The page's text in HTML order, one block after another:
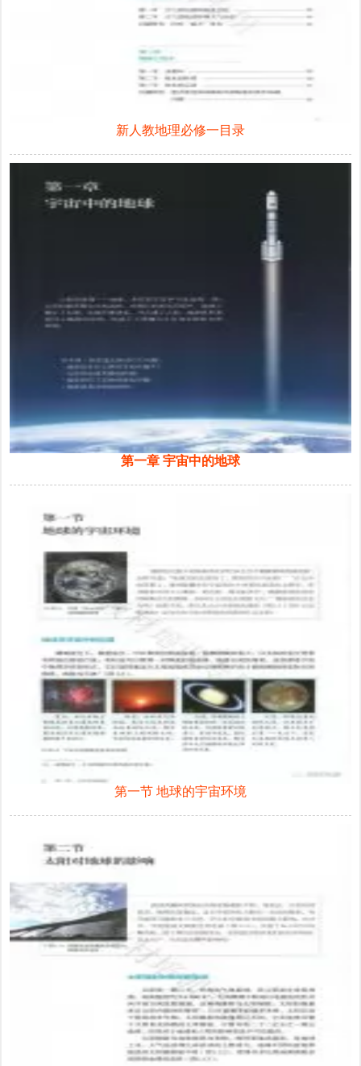
新人教地理必修一目录
第一章 宇宙中的地球
第一节 地球的宇宙环境